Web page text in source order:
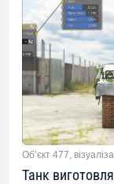
Об’єкт 477,
Танк